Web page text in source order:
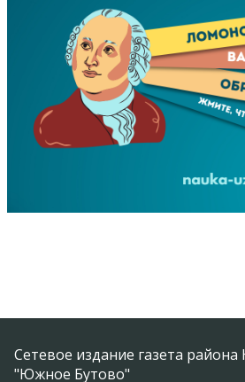
Сетевое издание газета
"Южное Бутово"